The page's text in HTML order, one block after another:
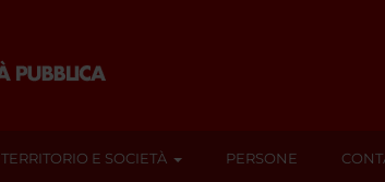
TERRITORIO E SOCIETÀ PERSONE